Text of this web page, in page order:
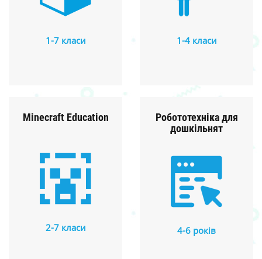
1-7 класи 1-4 класи
Minecraft Education
2-7 класи
Робототехніка для
дошкільнят
4-6 років